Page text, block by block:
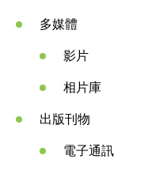
多媒體
影片
相片庫
出版刊物
電子通訊